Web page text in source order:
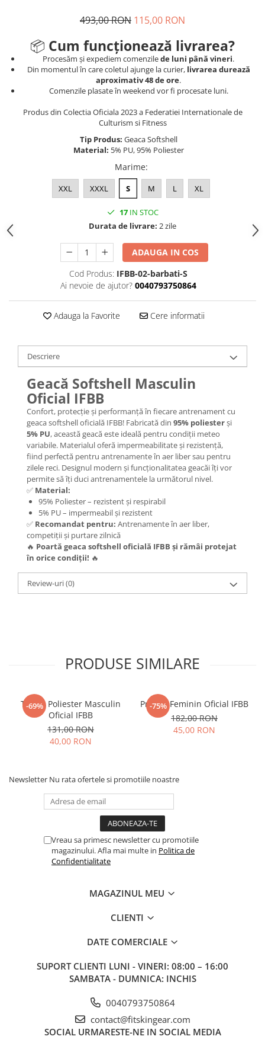
493,00 RON 115,00 RON
📦 Cum funcționează livrarea?
Procesăm și expediem comenzilede luni până vineri.
Din momentul în care coletul ajunge la curier, livrarea durează
aproximativ 48 de ore.
Comenzile plasate în weekend vor fi procesate luni.
Produs din Colectia Oficiala 2023 a Federatiei Internationale de
Culturism si Fitness
Tip Produs: Geaca Softshell
Material: 5% PU, 95% Poliester
Marime:
XXL XXXL S M L XL
17IN STOC
Durata de livrare: 2 zile
ADAUGA IN COS
Cod Produs: IFBB-02-barbati-S
Ai nevoie de ajutor? 0040793750864
Adauga la Favorite Cere informatii
Descriere
Geacă Softshell Masculin
Oficial IFBB
Confort, protecție și performanță în fiecare antrenament cu
geaca softshell oficială IFBB! Fabricată din 95% poliesterși
5% PU, această geacă este ideală pentru condiții meteo
variabile. Materialul oferă impermeabilitate și rezistență,
fiind perfectă pentru antrenamente în aer liber sau pentru
zilele reci. Designul modern și funcționalitatea geacăi îți vor
permite să îți duci antrenamentele la următorul nivel.
✅ Material:
95% Poliester – rezistent și respirabil
5% PU – impermeabil și rezistent
✅ Recomandat pentru: Antrenamente în aer liber,
competiții și purtare zilnică
🔥 Poartă geaca softshell oficială IFBB și rămâi protejat
în orice condiții! 🔥
Review-uri(0)
PRODUSE SIMILARE
-69%
Tricou Poliester Masculin
Oficial IFBB
131,00 RON
40,00 RON
-75%
Prosop Feminin Oficial IFBB
182,00 RON
45,00 RON
Newsletter Nu rata ofertele si promotiile noastre
Vreau sa primesc newsletter cu promotiile
magazinului. Afla mai multe in Politica de
Confidentialitate
MAGAZINUL MEU
CLIENTI
DATE COMERCIALE
SUPORT CLIENTI LUNI - VINERI: 08:00 – 16:00
SAMBATA - DUMNICA: INCHIS
0040793750864
contact@fitskingear.com
SOCIAL URMARESTE-NE IN SOCIAL MEDIA